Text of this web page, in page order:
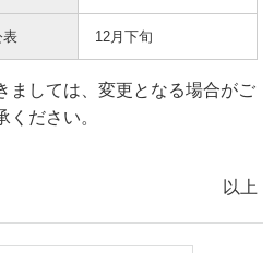
表 12月下旬
ましては、変更となる場合がご
ください。
以上